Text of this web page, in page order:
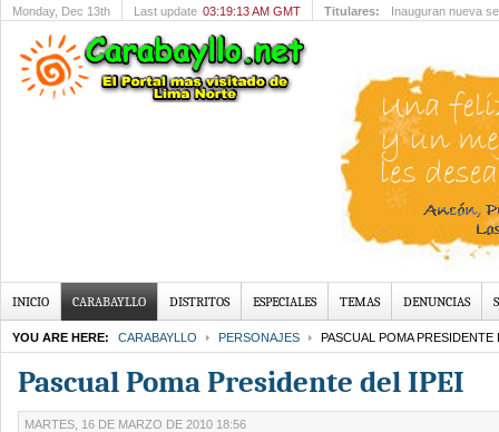
Monday, Dec 13th Last update 03:19:13 AM GMT Titulares: Inauguran nueva
INICIO CARABAYLLO DISTRITOS ESPECIALES TEMAS DENUNCIAS
YOU ARE HERE: CARABAYLLO PERSONAJES PASCUAL POMA PRESIDENTE
Pascual Poma Presidente del IPEI
MARTES, 16 DE MARZO DE 2010 18:56